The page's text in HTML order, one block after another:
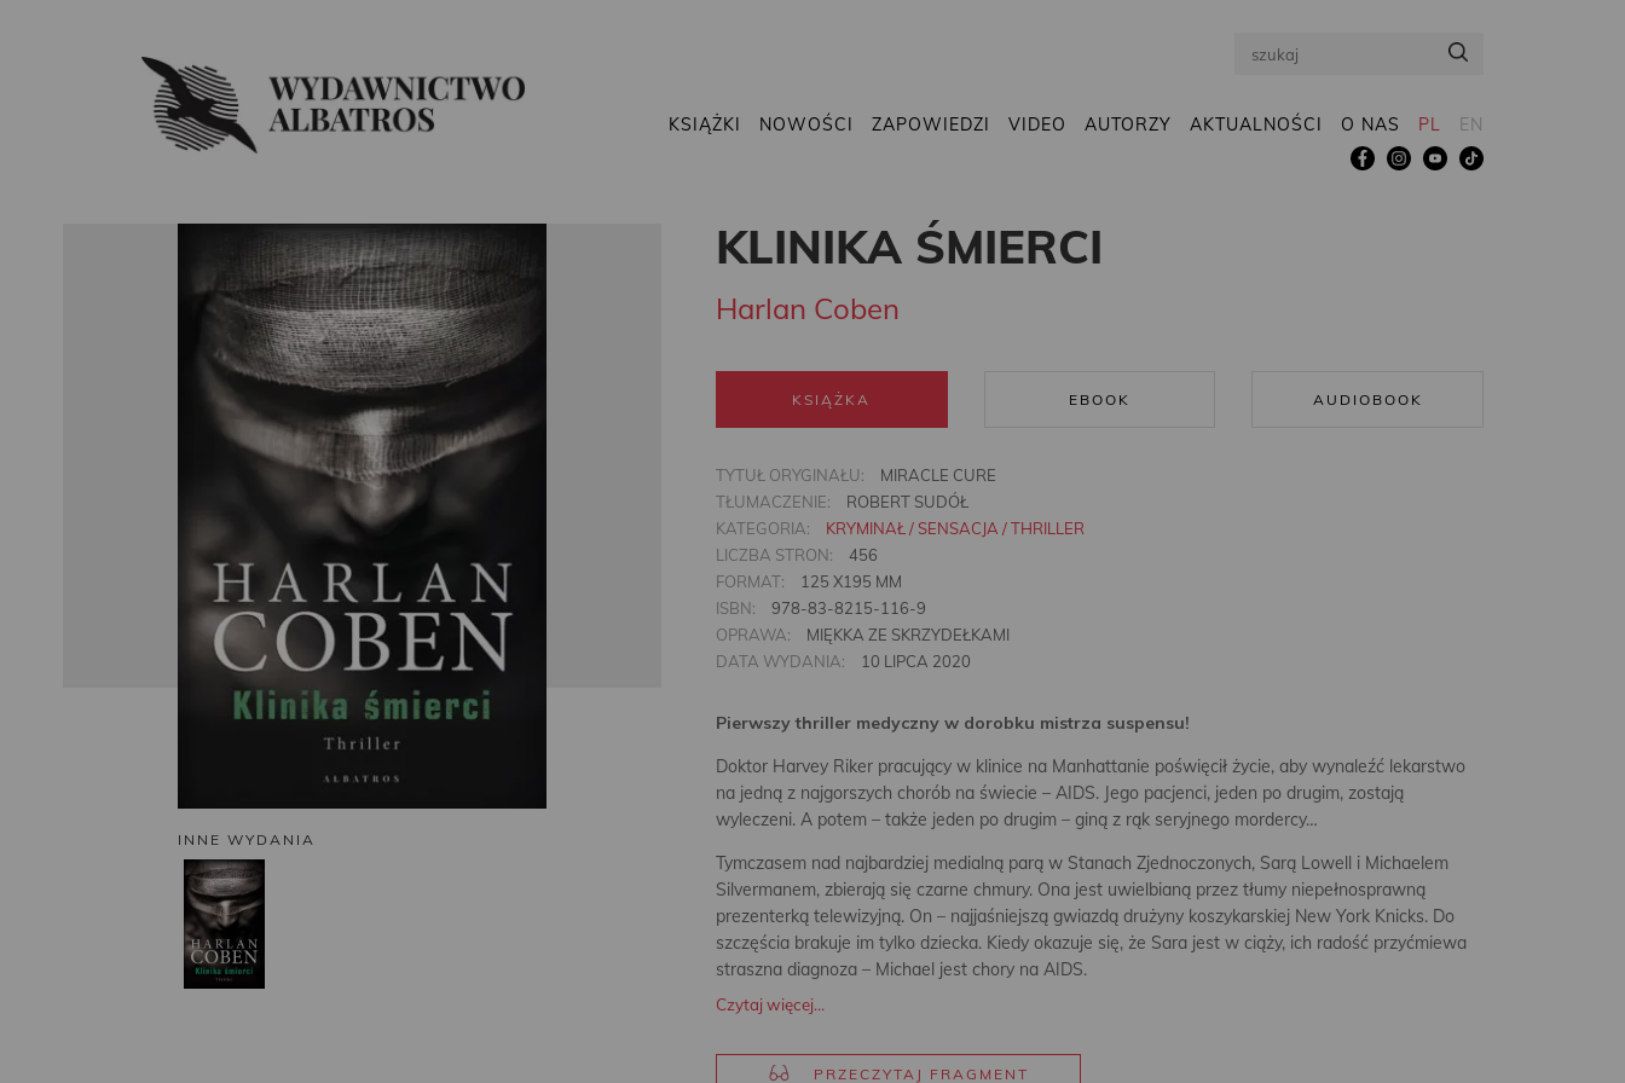
Search
KSIĄŻKI NOWOŚCI ZAPOWIEDZI VIDEO AUTORZY AKTUALNOŚCI O NAS PL EN
KLINIKA ŚMIERCI
Harlan Coben
KSIĄŻKA EBOOK AUDIOBOOK
TYTUŁ ORYGINAŁU:
MIRACLE CURE
TŁUMACZENIE:
ROBERT SUDÓŁ
KATEGORIA:
KRYMINAŁ / SENSACJA / THRILLER
LICZBA STRON:
456
FORMAT:
125 X195 MM
ISBN:
978-83-8215-116-9
OPRAWA:
MIĘKKA ZE SKRZYDEŁKAMI
DATA WYDANIA:
10 LIPCA 2020
Pierwszy thriller medyczny w dorobku mistrza suspensu!
Doktor Harvey Riker pracujący w klinice na Manhattanie poświęcił życie, aby wynaleźć lekarstwo
na jedną z najgorszych chorób na świecie – AIDS. Jego pacjenci, jeden po drugim, zostają
wyleczeni. A potem – także jeden po drugim – giną z rąk seryjnego mordercy…
Tymczasem nad najbardziej medialną parą w Stanach Zjednoczonych, Sarą Lowell i Michaelem
Silvermanem, zbierają się czarne chmury. Ona jest uwielbianą przez tłumy niepełnosprawną
prezenterką telewizyjną. On – najjaśniejszą gwiazdą drużyny koszykarskiej New York Knicks. Do
szczęścia brakuje im tylko dziecka. Kiedy okazuje się, że Sara jest w ciąży, ich radość przyćmiewa
straszna diagnoza – Michael jest chory na AIDS.
Czytaj więcej...
PRZECZYTAJ FRAGMENT
INNE WYDANIA